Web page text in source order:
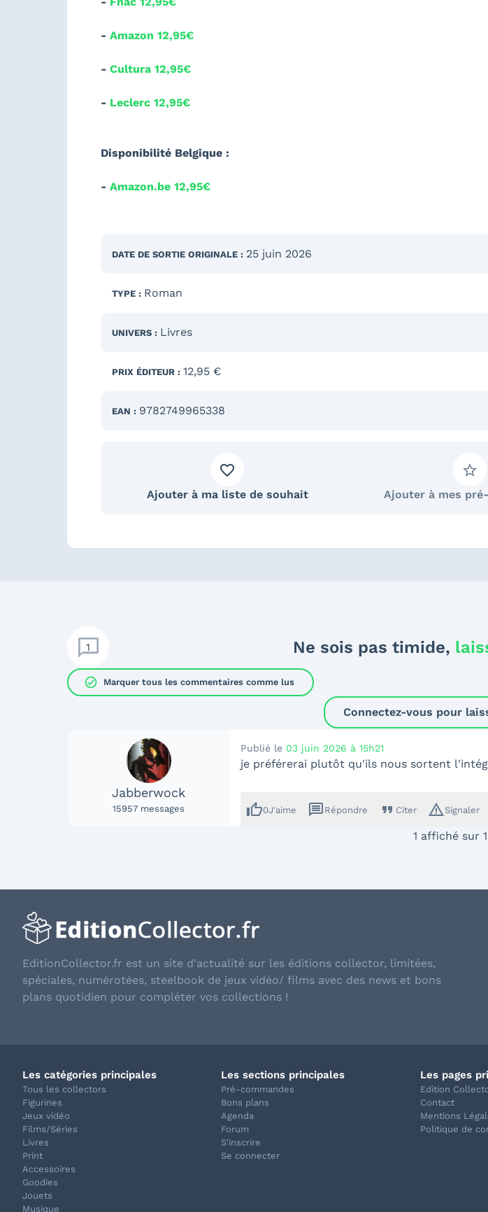
- Amazon 12,95€
- Cultura 12,95€
- Leclerc 12,95€
Disponibilité Belgique :
- Amazon.be 12,95€
DATE DE SORTIE ORIGINALE : 25 juin 2026
TYPE : Roman
UNIVERS : Livres
PRIX ÉDITEUR : 12,95 €
EAN : 9782749965338
Ajouter à ma liste de souhait Ajouter à mes
1 Ne sois pas timide,
check_circle Marquer tous les commentaires comme lus
Connectez-vous pour
Jabberwock
15957 messages
Publié le 03 juin 2026 à 15h21
je préférerai plutôt qu'ils nous sortent
thumb_up0J'aime message Répondre format_quote Citer warning_amberSignaler
1 affiché sur
EditionCollector.fr est un site d'actualité sur les éditions collector, limitées,
spéciales, numérotées, steelbook de jeux vidéo/ films avec des news et bons
plans quotidien pour compléter vos collections !
Les catégories principales
Tous les collectors
Figurines
Jeux vidéo
Films/Séries
Livres
Print
Accessoires
Goodies
Jouets
Musique
Les sections principales
Pré-commandes
Bons plans
Agenda
Forum
S'inscrire
Se connecter
Les pages
Edition
Contact
Mentions
Politique de